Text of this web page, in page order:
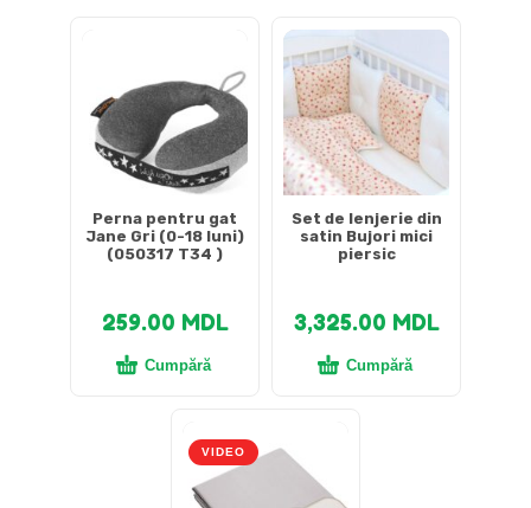
Perna pentru gat
Jane Gri (0-18 luni)
(050317 T34 )
259.00 MDL
Cumpără
Set de lenjerie din
satin Bujori mici
piersic
3,325.00 MDL
Cumpără
VIDEO